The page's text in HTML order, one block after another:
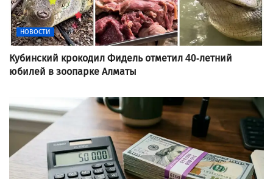
НОВОСТИ
Кубинский крокодил Фидель отметил 40-летний
юбилей в зоопарке Алматы